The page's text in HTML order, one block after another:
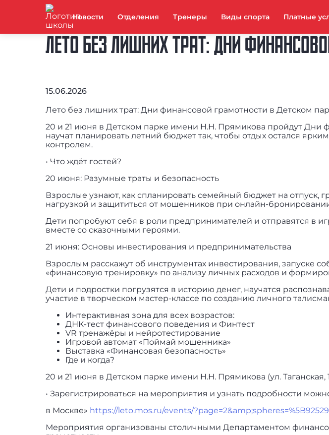
Новости Отделения Тренеры Виды спорта Платные
ЛЕТО БЕЗ ЛИШНИХ ТРАТ: ДНИ
15.06.2026
Лето без лишних трат: Дни финансовой грамотности в Детском
20 и 21 июня в Детском парке имени Н.Н. Прямикова пройдут Дни
научат планировать летний бюджет так, чтобы отдых остался
контролем.
• Что ждёт гостей?
20 июня: Разумные траты и безопасность
Взрослые узнают, как спланировать семейный бюджет на отпуск,
нагрузкой и защититься от мошенников при онлайн-
Дети попробуют себя в роли предпринимателей и отправятся в
вместе со сказочными героями.
21 июня: Основы инвестирования и предпринимательства
Взрослым расскажут об инструментах инвестирования, запуске
«финансовую тренировку» по анализу личных расходов и
Дети и подростки погрузятся в историю денег, научатся
участие в творческом мастер-классе по созданию личного
Интерактивная зона для всех возрастов:
ДНК-тест финансового поведения и Финтест
VR тренажёры и нейротестирование
Игровой автомат «Поймай мошенника»
Выставка «Финансовая безопасность»
Где и когда?
20 и 21 июня в Детском парке имени Н.Н. Прямикова (ул. Таганская,
• Зарегистрироваться на мероприятия и узнать подробности
в Москве» https://leto.mos.ru/events/
Мероприятия организованы столичными Департаментом